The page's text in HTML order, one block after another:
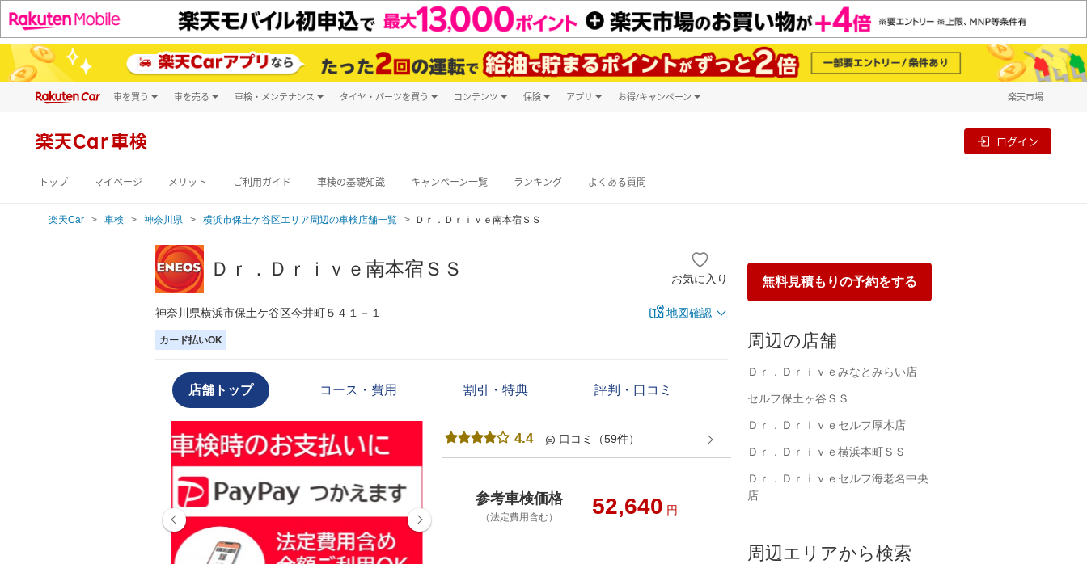
車を買う
新車
車を売る 車検・メンテナンス タイヤ・パーツを買う コンテンツ 保険 アプリ お得/キャンペーン 楽天市場
楽天Car車検 ログイン
トップ マイページ メリット ご利用ガイド 車検の基礎知識 キャンペーン一覧 ランキング よくある質問
楽天Car 車検 神奈川県 横浜市保土ケ谷区エリア周辺の車検店舗一覧 Ｄｒ．Ｄｒｉｖｅ南本宿ＳＳ
無料見積もりの予約をする
周辺の店舗
Ｄｒ．Ｄｒｉｖｅみなとみらい店
セルフ保土ヶ谷ＳＳ
Ｄｒ．Ｄｒｉｖｅセルフ厚木店
Ｄｒ．Ｄｒｉｖｅ横浜本町ＳＳ
Ｄｒ．Ｄｒｉｖｅセルフ海老名中央
店
周辺エリアから検索
Ｄｒ．Ｄｒｉｖｅ南本宿ＳＳ お気に入り
神奈川県横浜市保土ケ谷区今井町５４１－１ 地図確認
カード払いOK
店舗トップ コース・費用 割引・特典 評判・口コミ
4.4 口コミ（59件）
参考車検価格
（法定費用含む） 52,640 円